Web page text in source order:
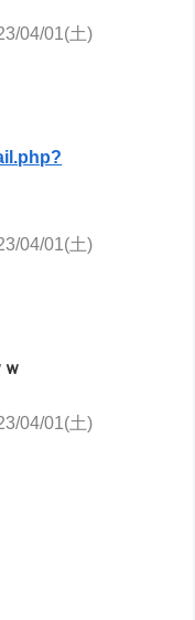
04/01(土)
04/01(土)
04/01(土)